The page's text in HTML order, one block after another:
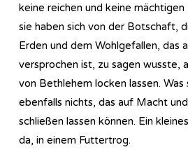
keine reichen und keine
sie haben sich von der Botschaft,
Erden und dem Wohlgefallen, das
versprochen ist, zu sagen wusste,
von Bethlehem locken lassen.
ebenfalls nichts, das auf Macht
schließen lassen können. Ein
da, in einem Futtertrog.